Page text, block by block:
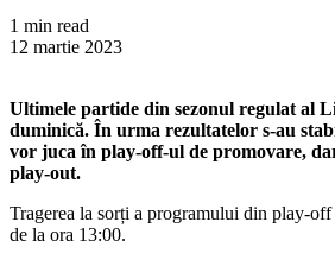
1 min read
12 martie 2023
Ultimele partide din sezonul regulat al
duminică. În urma rezultatelor s-au
vor juca în play-off-ul de promovare,
play-out.
Tragerea la sorți a programului din play-
de la ora 13:00.